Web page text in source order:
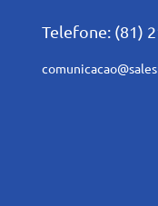
Telefone: (81)